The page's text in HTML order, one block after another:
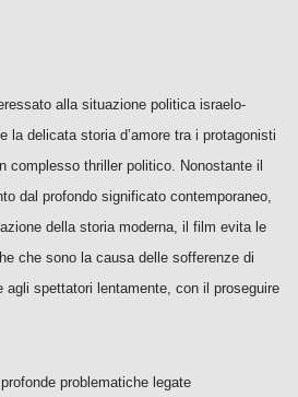
alla situazione politica israelo-
la delicata storia d’amore tra i protagonisti
complesso thriller politico. Nonostante il
dal profondo significato contemporaneo,
della storia moderna, il film evita le
che sono la causa delle sofferenze di
agli spettatori lentamente, con il proseguire
problematiche legate